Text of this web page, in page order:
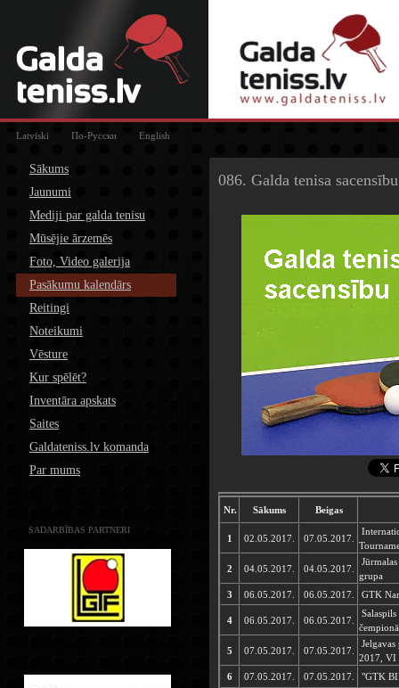
Latviski По-Русски English
Sākums
Jaunumi
Mediji par galda tenisu
Mūsējie ārzemēs
Foto, Video galerija
Pasākumu kalendārs
Reitingi
Noteikumi
Vēsture
Kur spēlēt?
Inventāra apskats
Saites
Galdateniss.lv komanda
Par mums
SADARBĪBAS PARTNERI
086. Galda tenisa
Nr. Sākums Beigas
1 02.05.2017. 07.05.2017.
2 04.05.2017. 04.05.2017.
grupa
3
06.05.2017. 06.05.2017. GTK
4 06.05.2017. 06.05.2017.
5 07.05.2017. 07.05.2017.
Jelgavas
2017, VI
6
07.05.2017. 07.05.2017. "GTK